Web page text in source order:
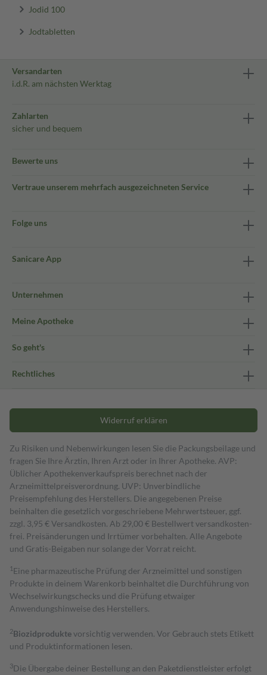
Jodid 100
Jodtabletten
Versandarten
i.d.R. am nächsten Werktag
Zahlarten
sicher und bequem
Bewerte uns
Vertraue unserem mehrfach ausgezeichneten Service
Folge uns
Sanicare App
Unternehmen
Meine Apotheke
So geht's
Rechtliches
Widerruf erklären
Zu Risiken und Nebenwirkungen lesen Sie die Packungsbeilage und
fragen Sie Ihre Ärztin, Ihren Arzt oder in Ihrer Apotheke. AVP:
Üblicher Apothekenverkaufspreis berechnet nach der
Arzneimittelpreisverordnung. UVP: Unverbindliche
Preisempfehlung des Herstellers. Die angegebenen Preise
beinhalten die gesetzlich vorgeschriebene Mehrwertsteuer, ggf.
zzgl. 3,95 € Versandkosten. Ab 29,00 € Bestell­wert versand­kosten­
frei. Preisänderungen und Irrtümer vorbehalten. Alle Angebote
und Gratis-Beigaben nur solange der Vorrat reicht.
1 Eine pharmazeutische Prüfung der Arzneimittel und sonstigen
Produkte in deinem Warenkorb beinhaltet die Durchführung von
Wechselwirkungschecks und die Prüfung etwaiger
Anwendungshinweise des Herstellers.
2Biozidproduktevorsichtig verwenden. Vor Gebrauch stets Etikett
und Produktinformationen lesen.
3Die Übergabe deiner Bestellung an den Paketdienstleister erfolgt